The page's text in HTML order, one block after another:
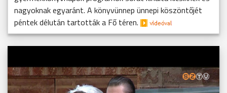
nagyoknak egyaránt. A könyvünnep ünnepi köszöntőjét
péntek délután tartották a Fő téren.